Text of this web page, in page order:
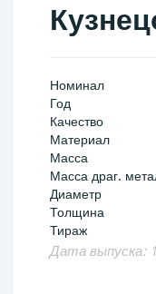
Номинал
Год
Качество
Материал
Масса
Масса драг.
Диаметр
Толщина
Тираж
Дата выпуска: